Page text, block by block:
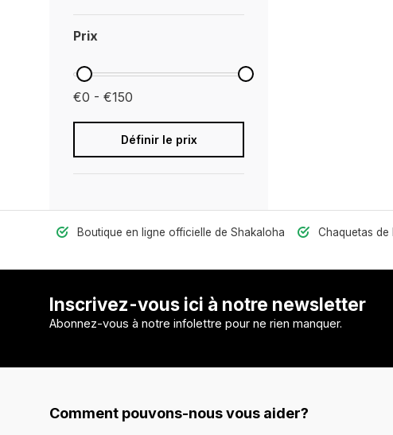
Prix
€0 - €150
Définir le prix
Boutique en ligne officielle de Shakaloha
Chaquetas de
Inscrivez-vous ici à notre newsletter
Abonnez-vous à notre infolettre pour ne rien manquer.
Comment pouvons-nous vous aider?